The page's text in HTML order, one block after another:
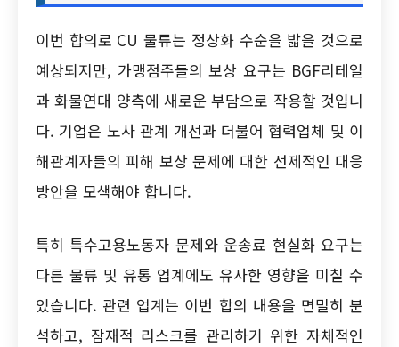
이번 합의로 CU 물류는 정상화 수순을 밟을 것으로
예상되지만, 가맹점주들의 보상 요구는 BGF리테일
과 화물연대 양측에 새로운 부담으로 작용할 것입니
다. 기업은 노사 관계 개선과 더불어 협력업체 및 이
해관계자들의 피해 보상 문제에 대한 선제적인 대응
방안을 모색해야 합니다.
특히 특수고용노동자 문제와 운송료 현실화 요구는
다른 물류 및 유통 업계에도 유사한 영향을 미칠 수
있습니다. 관련 업계는 이번 합의 내용을 면밀히 분
석하고, 잠재적 리스크를 관리하기 위한 자체적인